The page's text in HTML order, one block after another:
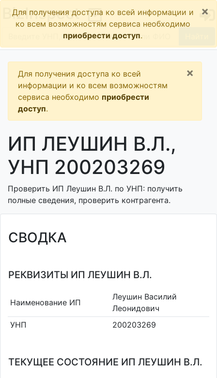
BizInspect
Для получения доступа ко всей информации и
ко всем возможностям сервиса необходимо
приобрести доступ.
×
Для получения доступа ко всей
информации и ко всем возможностям
сервиса необходимо приобрести
доступ.
×
ИП ЛЕУШИН В.Л.,
УНП 200203269
Проверить ИП Леушин В.Л. по УНП: получить
полные сведения, проверить контрагента.
СВОДКА
РЕКВИЗИТЫ ИП ЛЕУШИН В.Л.
Наименование ИП
Леушин Василий
Леонидович
УНП
200203269
ТЕКУЩЕЕ СОСТОЯНИЕ ИП ЛЕУШИН В.Л.